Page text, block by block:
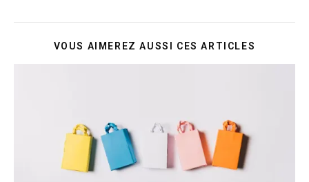
VOUS AIMEREZ AUSSI CES ARTICLES